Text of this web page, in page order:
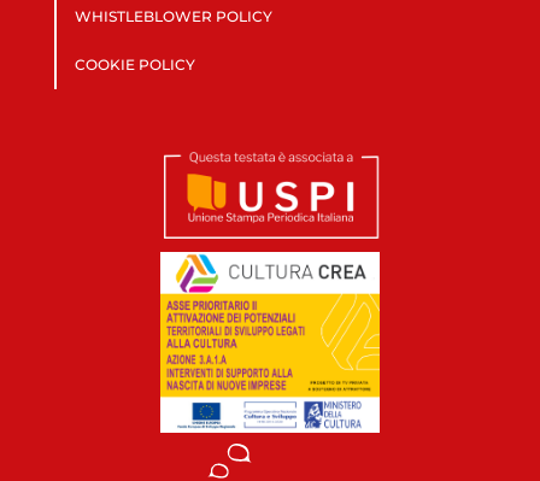
WHISTLEBLOWER POLICY
COOKIE POLICY